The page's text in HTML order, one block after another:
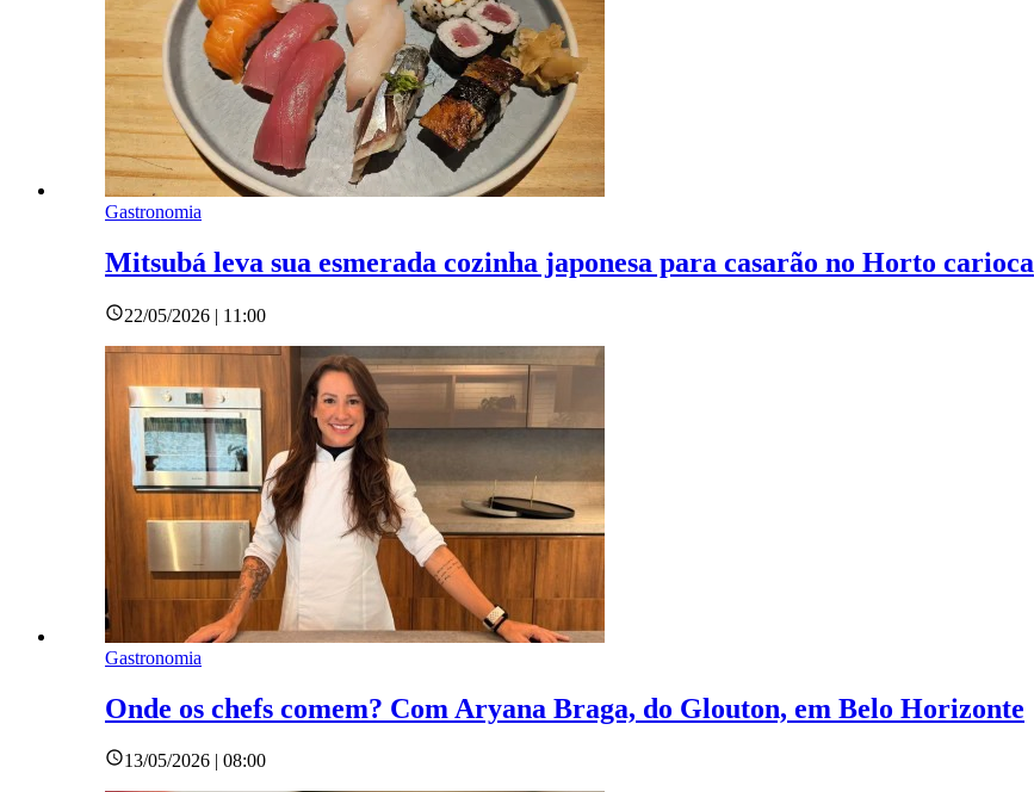
Gastronomia
Mitsubá leva sua esmerada cozinha japonesa para casarão no Horto carioca
22/05/2026 | 11:00
Gastronomia
Onde os chefs comem? Com Aryana Braga, do Glouton, em Belo Horizonte
13/05/2026 | 08:00